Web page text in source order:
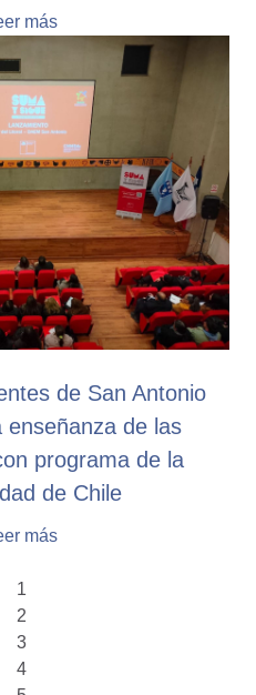
más
de San Antonio
enseñanza de las
programa de la
de Chile
más
1
2
3
4